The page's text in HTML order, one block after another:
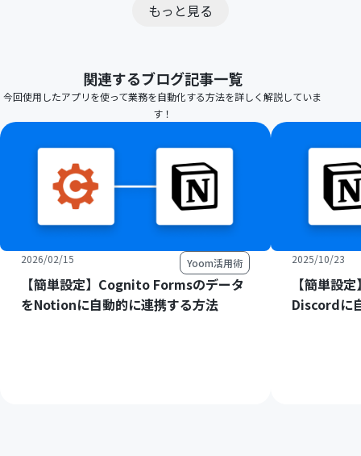
もっと見る
関連するブログ記事一覧
今回使用したアプリを使って業務を自動化する方法を詳しく解説していま
す！
2026/02/15 Yoom活用術
【簡単設定】Cognito Formsのデータ
をNotionに自動的に連携する方法
2025/10/23
【簡単設
Discordに